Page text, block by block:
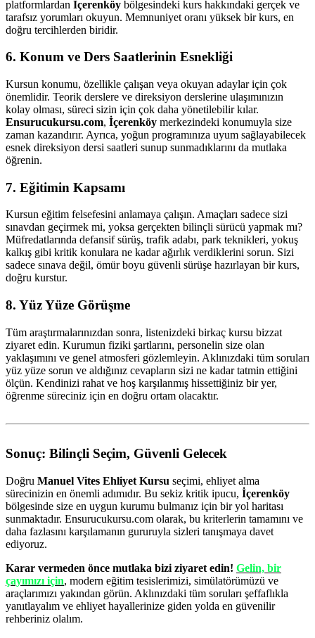
platformlardan İçerenköy bölgesindeki kurs hakkındaki gerçek ve
tarafsız yorumları okuyun. Memnuniyet oranı yüksek bir kurs, en
doğru tercihlerden biridir.
6. Konum ve Ders Saatlerinin Esnekliği
Kursun konumu, özellikle çalışan veya okuyan adaylar için çok
önemlidir. Teorik derslere ve direksiyon derslerine ulaşımınızın
kolay olması, süreci sizin için çok daha yönetilebilir kılar.
Ensurucukursu.com, İçerenköy merkezindeki konumuyla size
zaman kazandırır. Ayrıca, yoğun programınıza uyum sağlayabilecek
esnek direksiyon dersi saatleri sunup sunmadıklarını da mutlaka
öğrenin.
7. Eğitimin Kapsamı
Kursun eğitim felsefesini anlamaya çalışın. Amaçları sadece sizi
sınavdan geçirmek mi, yoksa gerçekten bilinçli sürücü yapmak mı?
Müfredatlarında defansif sürüş, trafik adabı, park teknikleri, yokuş
kalkış gibi kritik konulara ne kadar ağırlık verdiklerini sorun. Sizi
sadece sınava değil, ömür boyu güvenli sürüşe hazırlayan bir kurs,
doğru kurstur.
8. Yüz Yüze Görüşme
Tüm araştırmalarınızdan sonra, listenizdeki birkaç kursu bizzat
ziyaret edin. Kurumun fiziki şartlarını, personelin size olan
yaklaşımını ve genel atmosferi gözlemleyin. Aklınızdaki tüm soruları
yüz yüze sorun ve aldığınız cevapların sizi ne kadar tatmin ettiğini
ölçün. Kendinizi rahat ve hoş karşılanmış hissettiğiniz bir yer,
öğrenme süreciniz için en doğru ortam olacaktır.
Sonuç: Bilinçli Seçim, Güvenli Gelecek
Doğru Manuel Vites Ehliyet Kursu seçimi, ehliyet alma
sürecinizin en önemli adımıdır. Bu sekiz kritik ipucu, İçerenköy
bölgesinde size en uygun kurumu bulmanız için bir yol haritası
sunmaktadır. Ensurucukursu.com olarak, bu kriterlerin tamamını ve
daha fazlasını karşılamanın gururuyla sizleri tanışmaya davet
ediyoruz.
Karar vermeden önce mutlaka bizi ziyaret edin! Gelin, bir
çayımızı için, modern eğitim tesislerimizi, simülatörümüzü ve
araçlarımızı yakından görün. Aklınızdaki tüm soruları şeffaflıkla
yanıtlayalım ve ehliyet hayallerinize giden yolda en güvenilir
rehberiniz olalım.